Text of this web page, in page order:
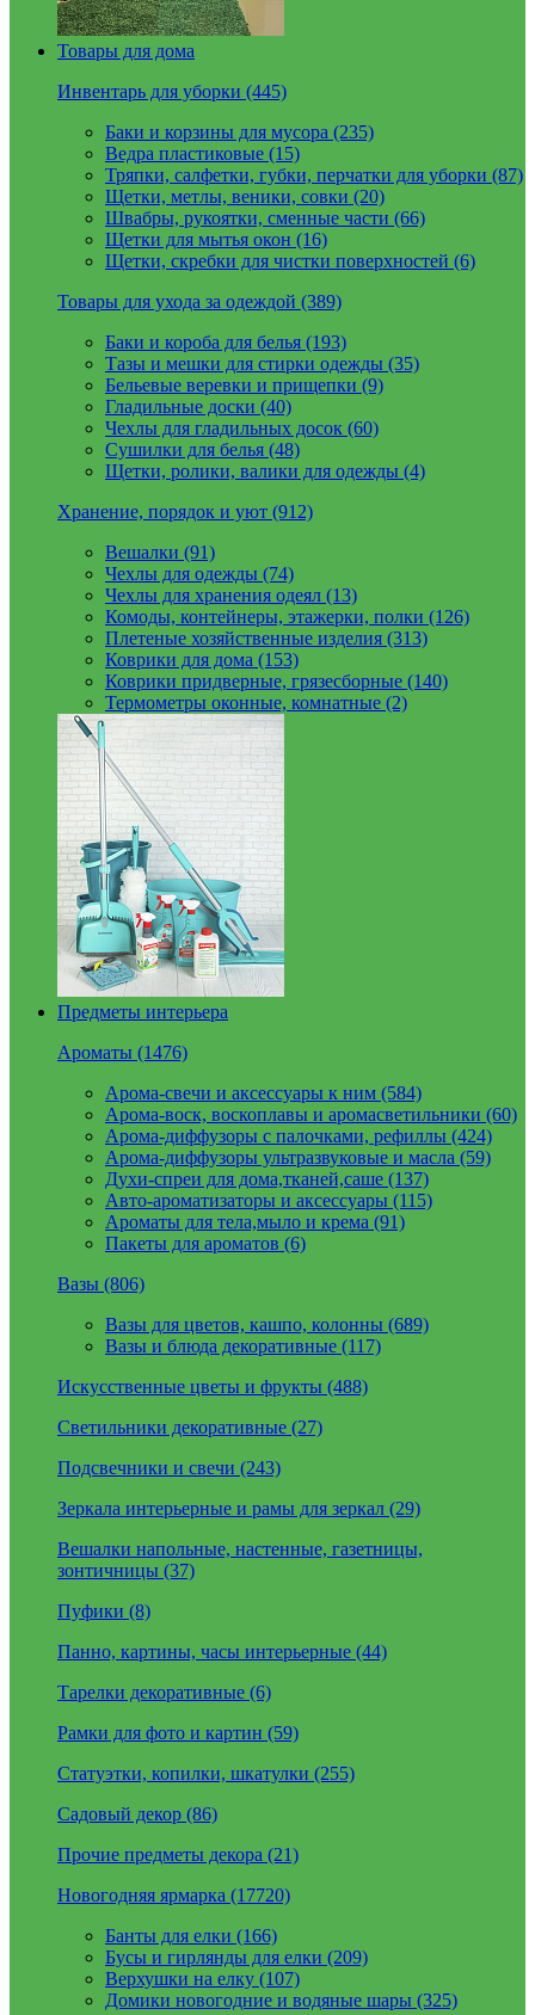
Товары для дома
Инвентарь для уборки (445)
Баки и корзины для мусора (235)
Ведра пластиковые (15)
Тряпки, салфетки, губки, перчатки для уборки (87)
Щетки, метлы, веники, совки (20)
Швабры, рукоятки, сменные части (66)
Щетки для мытья окон (16)
Щетки, скребки для чистки поверхностей (6)
Товары для ухода за одеждой (389)
Баки и короба для белья (193)
Тазы и мешки для стирки одежды (35)
Бельевые веревки и прищепки (9)
Гладильные доски (40)
Чехлы для гладильных досок (60)
Сушилки для белья (48)
Щетки, ролики, валики для одежды (4)
Хранение, порядок и уют (912)
Вешалки (91)
Чехлы для одежды (74)
Чехлы для хранения одеял (13)
Комоды, контейнеры, этажерки, полки (126)
Плетеные хозяйственные изделия (313)
Коврики для дома (153)
Коврики придверные, грязесборные (140)
Термометры оконные, комнатные (2)
Предметы интерьера
Ароматы (1476)
Арома-свечи и аксессуары к ним (584)
Арома-воск, воскоплавы и аромасветильники (60)
Арома-диффузоры с палочками, рефиллы (424)
Арома-диффузоры ультразвуковые и масла (59)
Духи-спреи для дома,тканей,саше (137)
Авто-ароматизаторы и аксессуары (115)
Ароматы для тела,мыло и крема (91)
Пакеты для ароматов (6)
Вазы (806)
Вазы для цветов, кашпо, колонны (689)
Вазы и блюда декоративные (117)
Искусственные цветы и фрукты (488)
Светильники декоративные (27)
Подсвечники и свечи (243)
Зеркала интерьерные и рамы для зеркал (29)
Вешалки напольные, настенные, газетницы,
зонтичницы (37)
Пуфики (8)
Панно, картины, часы интерьерные (44)
Тарелки декоративные (6)
Рамки для фото и картин (59)
Статуэтки, копилки, шкатулки (255)
Садовый декор (86)
Прочие предметы декора (21)
Новогодняя ярмарка (17720)
Банты для елки (166)
Бусы и гирлянды для елки (209)
Верхушки на елку (107)
Домики новогодние и водяные шары (325)